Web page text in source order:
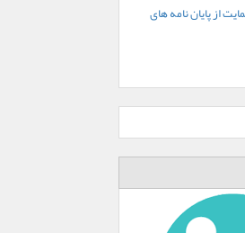
از پایان نامه های